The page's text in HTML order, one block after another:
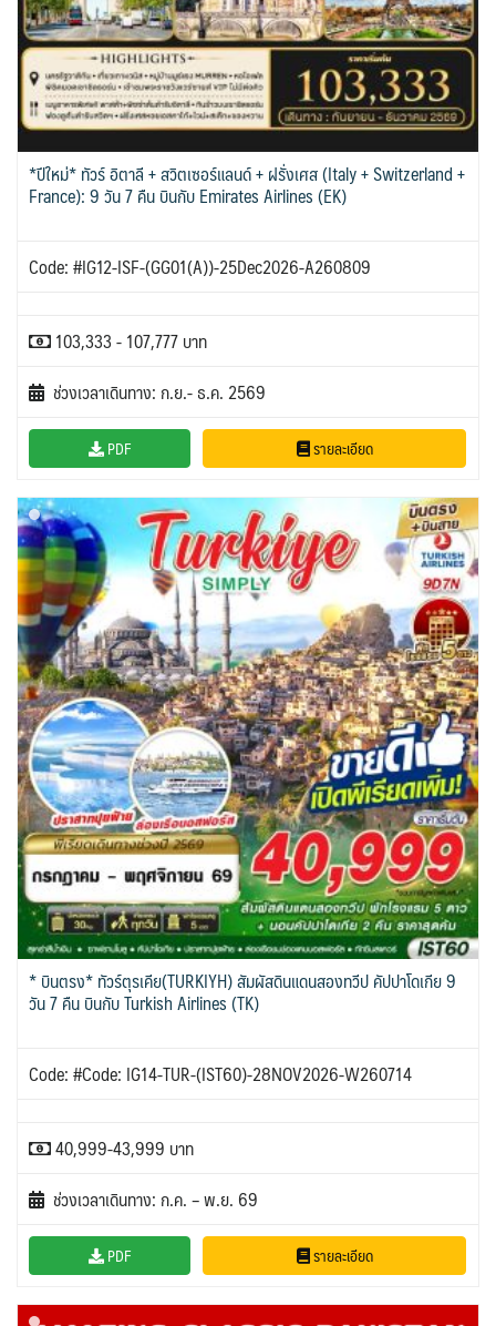
*ปีใหม่* ทัวร์ อิตาลี + สวิตเซอร์แลนด์ + ฝรั่งเศส (Italy + Switzerland +
France): 9 วัน 7 คืน บินกับ Emirates Airlines (EK)
Code: #IG12-ISF-(GG01(A))-25Dec2026-A260809
103,333 - 107,777 บาท
ช่วงเวลาเดินทาง: ก.ย.- ธ.ค. 2569
PDF รายละเอียด
* บินตรง* ทัวร์ตุรเคีย(TURKIYH) สัมผัสดินแดนสองทวีป คัปปาโดเกีย 9
วัน 7 คืน บินกับ Turkish Airlines (TK)
Code: #Code: IG14-TUR-(IST60)-28NOV2026-W260714
40,999-43,999 บาท
ช่วงเวลาเดินทาง: ก.ค. – พ.ย. 69
PDF รายละเอียด